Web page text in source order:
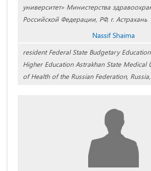
университет» Министерства
Российской Федерации, РФ, г. Астрахань
Nassif Shaima
resident Federal State Budgetary
Higher Education Astrakhan State Medical
of Health of the Russian Federation,